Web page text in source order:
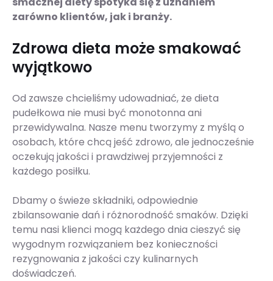
zarówno klientów, jak i branży.
Zdrowa dieta może smakować
wyjątkowo
Od zawsze chcieliśmy udowadniać, że dieta
pudełkowa nie musi być monotonna ani
przewidywalna. Nasze menu tworzymy z myślą o
osobach, które chcą jeść zdrowo, ale jednocześnie
oczekują jakości i prawdziwej przyjemności z
każdego posiłku.
Dbamy o świeże składniki, odpowiednie
zbilansowanie dań i różnorodność smaków. Dzięki
temu nasi klienci mogą każdego dnia cieszyć się
wygodnym rozwiązaniem bez konieczności
rezygnowania z jakości czy kulinarnych
doświadczeń.